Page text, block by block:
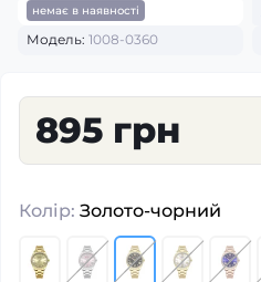
немає в наявності
Модель: 1008-0360
895 грн
Колір: Золото-чорний